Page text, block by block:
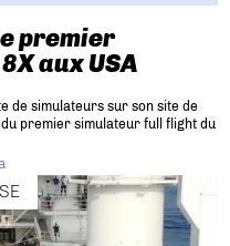
premier
aux USA
de simulateurs sur son site de
premier simulateur full flight du